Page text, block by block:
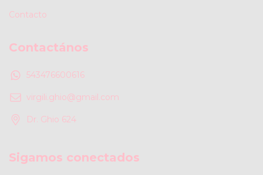
Contacto
Contactános
543476600616
virgili.ghio@gmail.com
Dr. Ghio 624
Sigamos conectados